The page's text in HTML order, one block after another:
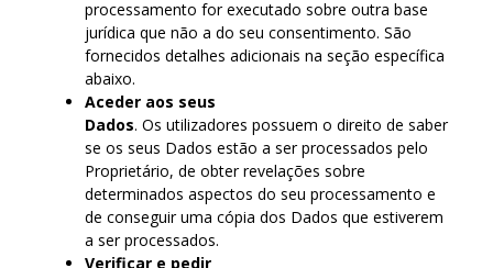
processamento for executado sobre outra base
jurídica que não a do seu consentimento. São
fornecidos detalhes adicionais na seção específica
abaixo.
Aceder aos seus
Dados. Os utilizadores possuem o direito de saber
se os seus Dados estão a ser processados pelo
Proprietário, de obter revelações sobre
determinados aspectos do seu processamento e
de conseguir uma cópia dos Dados que estiverem
a ser processados.
Verificar e pedir